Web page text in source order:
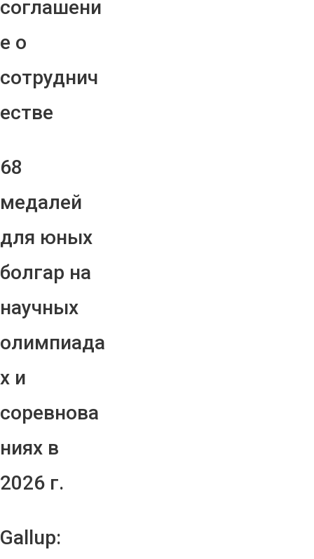
соглашени
е о
сотруднич
естве
68
медалей
для юных
болгар на
научных
олимпиада
х и
соревнова
ниях в
2026 г.
Gallup: